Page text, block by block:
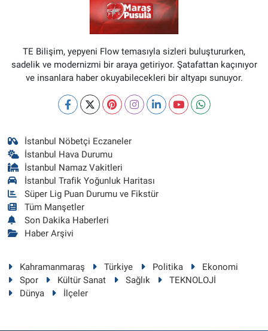
TE Bilişim, yepyeni Flow temasıyla sizleri buluştururken,
sadelik ve modernizmi bir araya getiriyor. Şatafattan kaçınıyor
ve insanlara haber okuyabilecekleri bir altyapı sunuyor.
İstanbul Nöbetçi Eczaneler
İstanbul Hava Durumu
İstanbul Namaz Vakitleri
İstanbul Trafik Yoğunluk Haritası
Süper Lig Puan Durumu ve Fikstür
Tüm Manşetler
Son Dakika Haberleri
Haber Arşivi
Kahramanmaraş Türkiye Politika
Ekonomi
Spor
Kültür Sanat Sağlık
TEKNOLOJİ
Dünya
İlçeler